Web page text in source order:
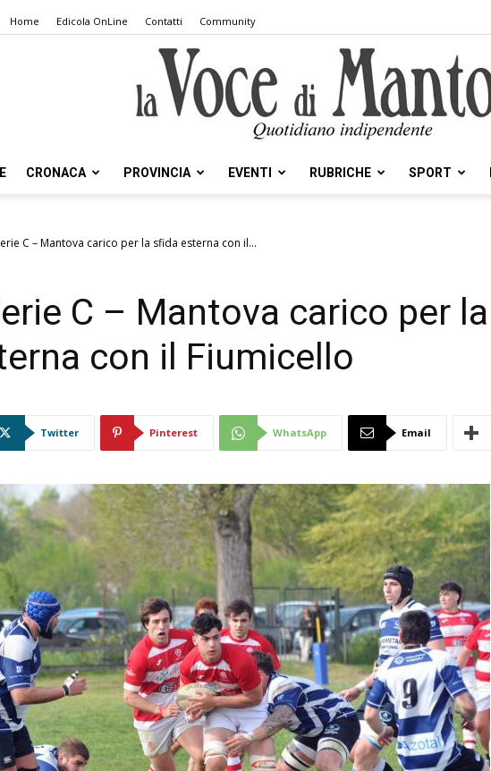
Home Edicola OnLine Contatti Community
Voce
Mantova
CRONACA PROVINCIA EVENTI RUBRICHE SPORT
C – Mantova carico per la sfida esterna con il...
C – Mantova carico per la
con il Fiumicello
Twitter Pinterest WhatsApp Email